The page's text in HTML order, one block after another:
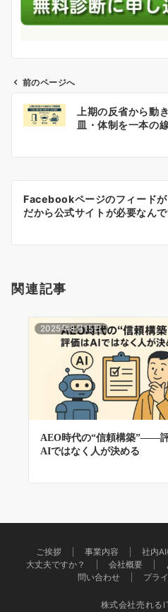
ン
前のページへ
上期の反省から
皿・体制を一本の
Facebookページのフィード
だから公式サイトが必要なん
関連記事
2025年8月15日
AEO時代の“信頼構築”――
AIではなく人が決める
ご挨拶 事業内容 社内AI
大丈夫ですか？
会社概要
問い合わせ
プラ
株式会社売れる